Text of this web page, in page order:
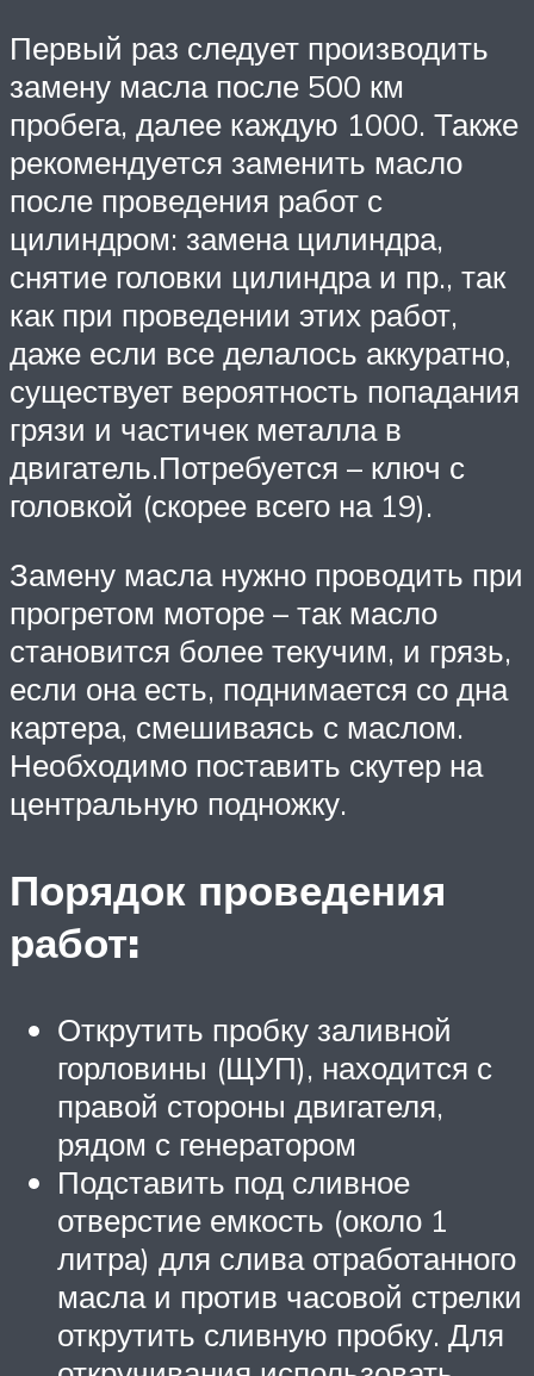
Первый раз следует производить
замену масла после 500 км
пробега, далее каждую 1000. Также
рекомендуется заменить масло
после проведения работ с
цилиндром: замена цилиндра,
снятие головки цилиндра и пр., так
как при проведении этих работ,
даже если все делалось аккуратно,
существует вероятность попадания
грязи и частичек металла в
двигатель.Потребуется – ключ с
головкой (скорее всего на 19).
Замену масла нужно проводить при
прогретом моторе – так масло
становится более текучим, и грязь,
если она есть, поднимается со дна
картера, смешиваясь с маслом.
Необходимо поставить скутер на
центральную подножку.
Порядок проведения
работ:
Открутить пробку заливной
горловины (ЩУП), находится с
правой стороны двигателя,
рядом с генератором
Подставить под сливное
отверстие емкость (около 1
литра) для слива отработанного
масла и против часовой стрелки
открутить сливную пробку. Для